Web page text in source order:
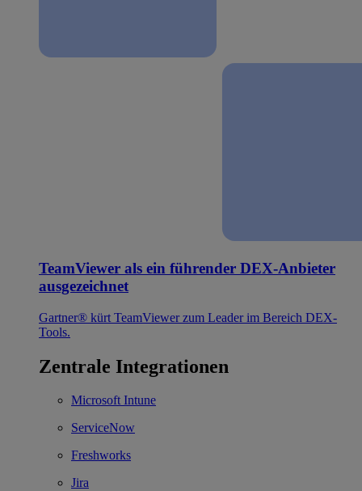
TeamViewer als ein führender DEX-Anbieter
ausgezeichnet
Gartner® kürt TeamViewer zum Leader im Bereich DEX-
Tools.
Zentrale Integrationen
Microsoft Intune
ServiceNow
Freshworks
Jira